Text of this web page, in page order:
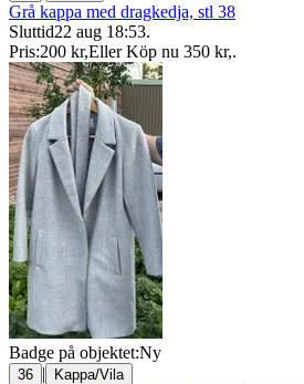
Grå kappa med dragkedja, stl 38
Sluttid22 aug 18:53.
Pris:200 kr,Eller Köp nu 350 kr,.
Badge på objektet:Ny
36 | Kappa/Vila